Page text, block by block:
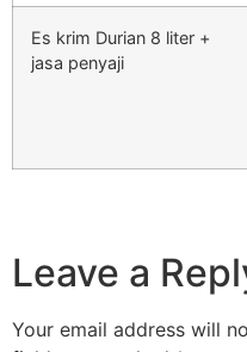
Es krim Durian 8 liter +
jasa penyaji
Leave a
Your email address will